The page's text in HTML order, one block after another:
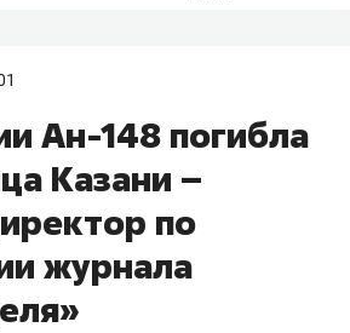
Ан-148 погибла
Казани –
по
журнала